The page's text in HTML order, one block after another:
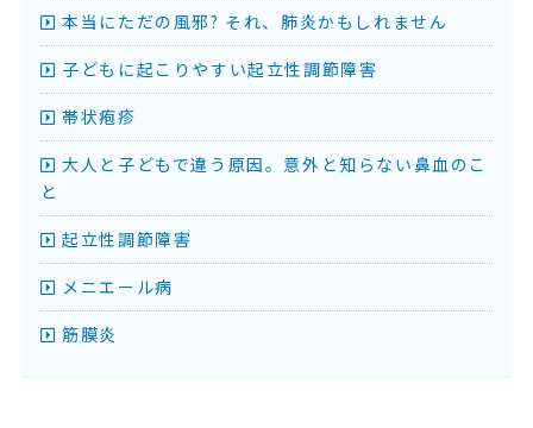
本当にただの風邪? それ、肺炎かもしれません
子どもに起こりやすい起立性調節障害
帯状疱疹
大人と子どもで違う原因。意外と知らない鼻血のこ
と
起立性調節障害
メニエール病
筋膜炎